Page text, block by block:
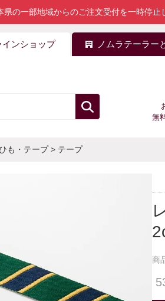
の一部地域からのご注文受付を一時停止
インショップ ノムラテーラー
無
も・テープ> テープ
商